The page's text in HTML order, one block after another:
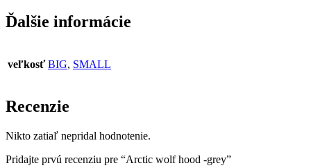
Ďalšie informácie
veľkosť BIG, SMALL
Recenzie
Nikto zatiaľ nepridal hodnotenie.
Pridajte prvú recenziu pre “Arctic wolf hood -grey”